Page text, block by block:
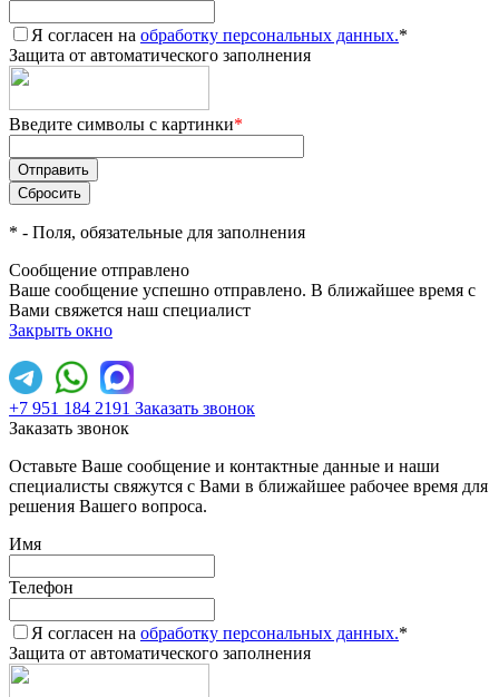
Я согласен на обработку персональных данных.*
Защита от автоматического заполнения
Введите символы с картинки*
* - Поля, обязательные для заполнения
Сообщение отправлено
Ваше сообщение успешно отправлено. В ближайшее время с
Вами свяжется наш специалист
Закрыть окно
+7 951 184 2191 Заказать звонок
Заказать звонок
Оставьте Ваше сообщение и контактные данные и наши
специалисты свяжутся с Вами в ближайшее рабочее время для
решения Вашего вопроса.
Имя
Телефон
Я согласен на обработку персональных данных.*
Защита от автоматического заполнения